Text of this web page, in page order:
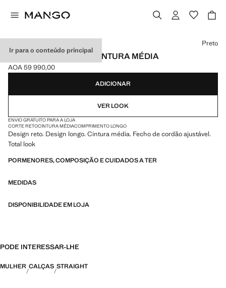
Ir para o conteúdo principal
CALÇAS RETAS COM CINTURA MÉDIA
Preço atual [AOA 59 990,00 ]
AOA 59 990,00
Selecione uma cor
Preto
ADICIONAR
VER LOOK
ENVIO GRATUITO PARA A LOJA
CORTE RETOCINTURA MÉDIACOMPRIMENTO LONGO
Design reto. Design longo. Cintura média. Fecho de cordão ajustável.
Total look
PORMENORES, COMPOSIÇÃO E CUIDADOS A TER
MEDIDAS
DISPONIBILIDADE EM LOJA
PODE INTERESSAR-LHE
MULHER CALÇAS STRAIGHT